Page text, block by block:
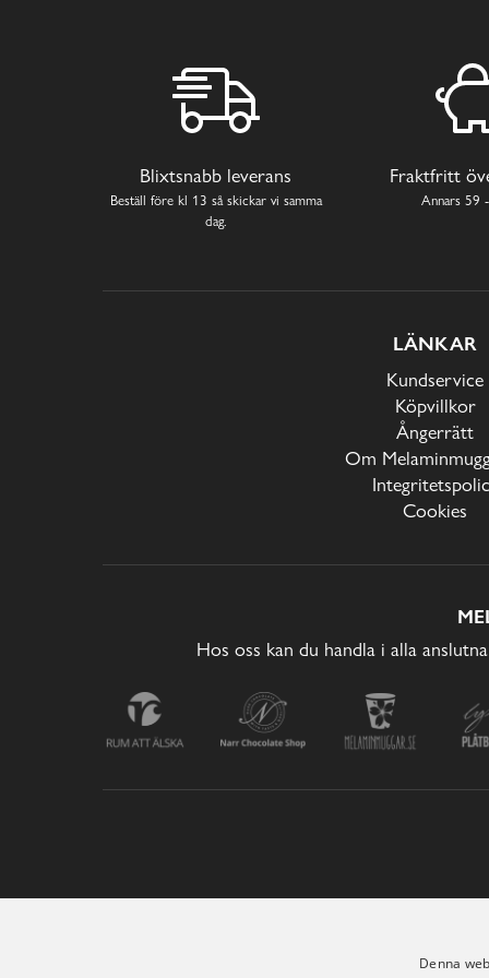
Blixtsnabb leverans
Beställ före kl 13 så skickar vi samma
dag.
Fraktfritt
Annars 59
LÄNKAR
Kundservice
Köpvillkor
Ångerrätt
Om
Cookies
Hos oss kan du handla i alla
Denna